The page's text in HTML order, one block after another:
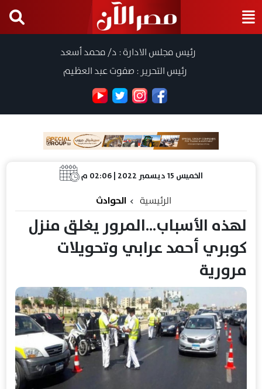
رئيس مجلس الادارة : د/ محمد أسعد
رئيس التحرير : صفوت عبد العظيم
الخميس 15 ديسمبر 2022 | 02:06 م
الرئيسية الحوادث
لهذه الأسباب...المرور يغلق منزل
كوبري أحمد عرابي وتحويلات
مرورية